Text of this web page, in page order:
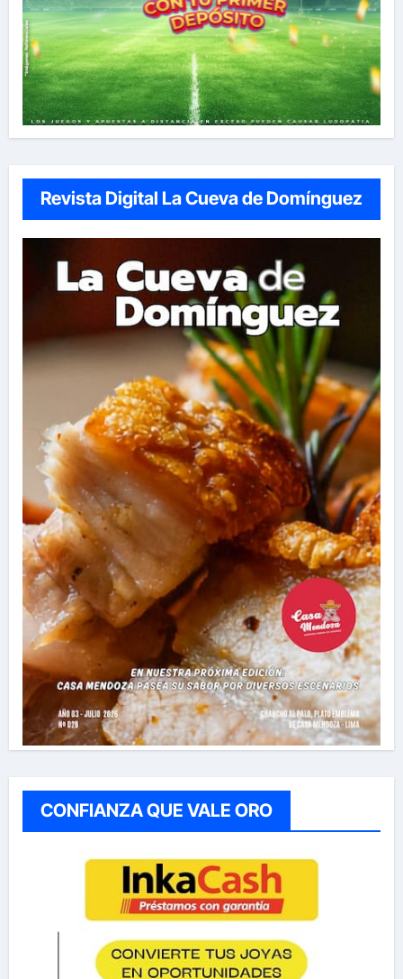
Revista Digital La Cueva de Domínguez
CONFIANZA QUE VALE ORO